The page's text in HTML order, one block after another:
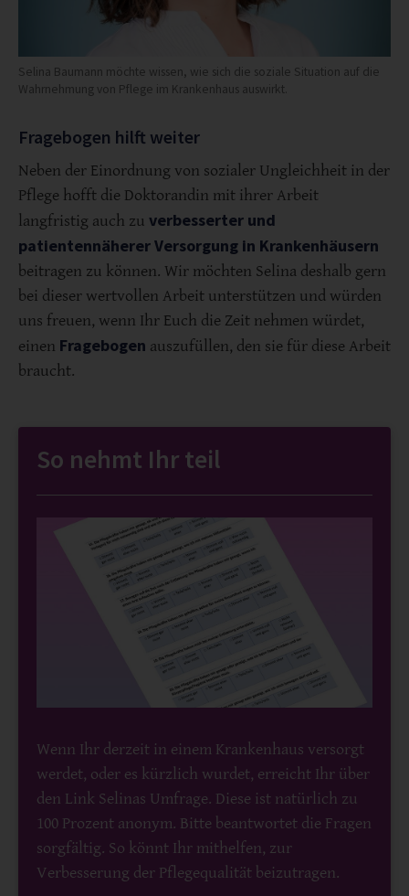
Selina Baumann möchte wissen, wie sich die soziale Situation auf die
Wahrnehmung von Pflege im Krankenhaus auswirkt.
Fragebogen hilft weiter
Neben der Einordnung von sozialer Ungleichheit in der
Pflege hofft die Doktorandin mit ihrer Arbeit
langfristig auch zu verbesserter und
patientennäherer Versorgung in Krankenhäusern
beitragen zu können. Wir möchten Selina deshalb gern
bei dieser wertvollen Arbeit unterstützen und würden
uns freuen, wenn Ihr Euch die Zeit nehmen würdet,
einen Fragebogen auszufüllen, den sie für diese Arbeit
braucht.
So nehmt Ihr teil
Wenn Ihr derzeit in einem Krankenhaus versorgt
werdet, oder es kürzlich wurdet, erreicht Ihr über
den Link Selinas Umfrage. Diese ist natürlich zu
100 Prozent anonym. Bitte beantwortet die Fragen
sorgfältig. So könnt Ihr mithelfen, zur
Verbesserung der Pflegequalität beizutragen.